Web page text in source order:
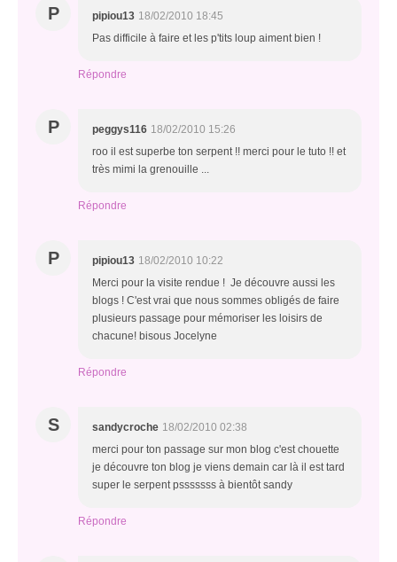
P pipiou13 18/02/2010 18:45
Pas difficile à faire et les p'tits loup aiment bien !
Répondre
P peggys116 18/02/2010 15:26
roo il est superbe ton serpent !! merci pour le tuto !! et
très mimi la grenouille ...
Répondre
P pipiou13 18/02/2010 10:22
Merci pour la visite rendue ! Je découvre aussi les
blogs ! C'est vrai que nous sommes obligés de faire
plusieurs passage pour mémoriser les loisirs de
chacune! bisous Jocelyne
Répondre
S sandycroche 18/02/2010 02:38
merci pour ton passage sur mon blog c'est chouette
je découvre ton blog je viens demain car là il est tard
super le serpent psssssss à bientôt sandy
Répondre